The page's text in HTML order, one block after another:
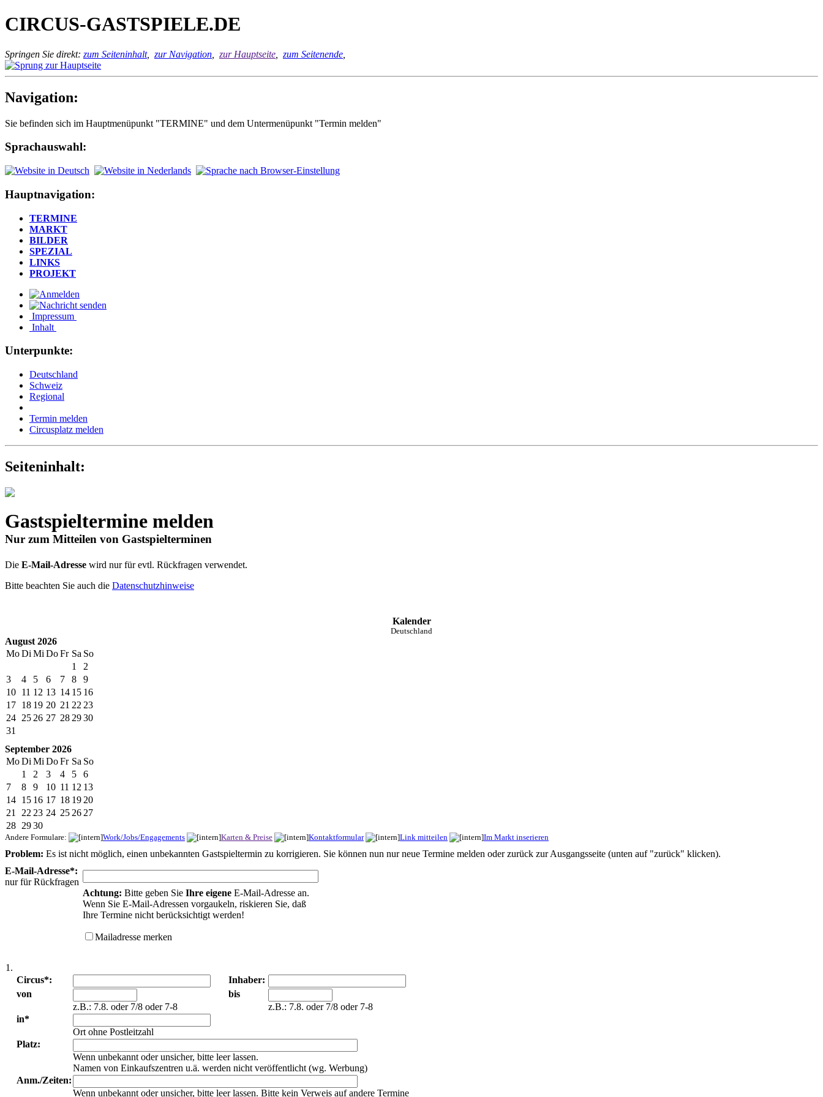
CIRCUS-GASTSPIELE.DE
Springen Sie direkt: zum Seiteninhalt, zur Navigation zur Hauptseite zum Seitenende
Navigation:
Sie befinden sich im Hauptmenüpunkt "TERMINE" und dem Untermenüpunkt "Termin melden"
Sprachauswahl:
Hauptnavigation:
TERMINE
MARKT
BILDER
SPEZIAL
LINKS
PROJEKT
Impressum
Inhalt
Unterpunkte:
Deutschland
Schweiz
Regional
Termin melden
Circusplatz melden
Seiteninhalt:
Gastspieltermine melden
Nur zum Mitteilen von Gastspielterminen
Die E-Mail-Adresse wird nur für evtl. Rückfragen verwendet.
Bitte beachten Sie auch die Datenschutzhinweise
Kalender
Deutschland
August 2026
MoDi Mi DoFr Sa So
1
2
3
4 5 6 7 8
9
10 11 12 13 14 15 16
17 18 19 20 21 22 23
24 25 26 27 28 2930
31
September 2026
MoDi Mi DoFr Sa So
1
2 3 4 5
6
7
8 9 10 11 12 13
14 15 16 17 18 19 20
21
22 23 24 25 26 27
28 2930
Andere Formulare: Work/Jobs/Engagements Karten & Preise Kontaktformular Link mitteilen Im Markt inserieren
Problem: Es ist nicht möglich, einen unbekannten Gastspieltermin zu korrigieren. Sie können nun nur neue Termine melden oder zurück zur Ausgangsseite (unten auf "zurück" klicken).
E-Mail-Adresse*:
nur für Rückfragen
Achtung: Bitte geben Sie Ihre eigene E-Mail-Adresse an.
Wenn Sie E-Mail-Adressen vorgaukeln, riskieren Sie, daß
Ihre Termine nicht berücksichtigt werden!
Mailadresse merken
1.
Circus*:
Inhaber:
von
z.B.: 7.8. oder 7/8 oder 7-8
bis
z.B.: 7.8. oder 7/8 oder 7-8
in*
Ort ohne Postleitzahl
Platz:
Wenn unbekannt oder unsicher, bitte leer lassen.
Namen von Einkaufszentren u.ä. werden nicht veröffentlicht (wg. Werbung)
Anm./Zeiten:
Wenn unbekannt oder unsicher, bitte leer lassen. Bitte kein Verweis auf andere Termine